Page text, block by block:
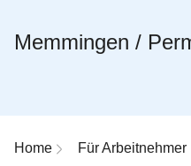
Memmingen /
Breadcrumb-Navigation
Home
Für Arbeitnehmer